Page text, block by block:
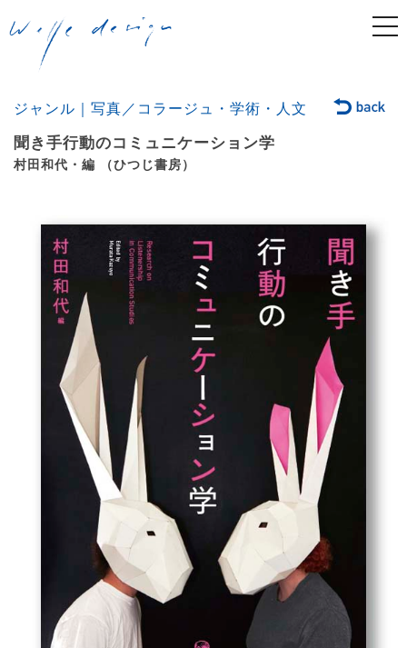
ジャンル｜写真／コラージュ・学術・人文
聞き手行動のコミュニケーション学
村田和代・編 （ひつじ書房）